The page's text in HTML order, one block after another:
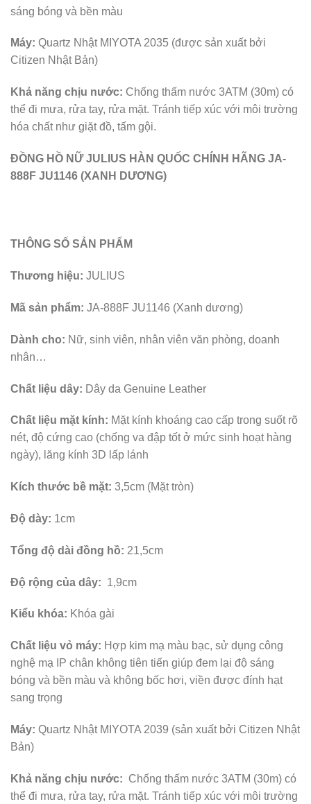
sáng bóng và bền màu
Máy: Quartz Nhật MIYOTA 2035 (được sản xuất bởi
Citizen Nhật Bản)
Khả năng chịu nước: Chống thấm nước 3ATM (30m) có
thể đi mưa, rửa tay, rửa mặt. Tránh tiếp xúc với môi trường
hóa chất như giặt đồ, tấm gội.
ĐỒNG HỒ NỮ JULIUS HÀN QUỐC CHÍNH HÃNG JA-
888F JU1146 (XANH DƯƠNG)
THÔNG SỐ SẢN PHẨM
Thương hiệu: JULIUS
Mã sản phẩm: JA-888F JU1146 (Xanh dương)
Dành cho: Nữ, sinh viên, nhân viên văn phòng, doanh
nhân…
Chất liệu dây: Dây da Genuine Leather
Chất liệu mặt kính: Mặt kính khoáng cao cấp trong suốt rõ
nét, độ cứng cao (chống va đập tốt ở mức sinh hoạt hàng
ngày), lăng kính 3D lấp lánh
Kích thước bề mặt: 3,5cm (Mặt tròn)
Độ dày: 1cm
Tổng độ dài đồng hồ: 21,5cm
Độ rộng của dây: 1,9cm
Kiểu khóa: Khóa gài
Chất liệu vỏ máy: Hợp kim mạ màu bạc, sử dụng công
nghệ mạ IP chân không tiên tiến giúp đem lại độ sáng
bóng và bền màu và không bốc hơi, viền được đính hạt
sang trọng
Máy: Quartz Nhật MIYOTA 2039 (sản xuất bởi Citizen Nhật
Bản)
Khả năng chịu nước: Chống thấm nước 3ATM (30m) có
thể đi mưa, rửa tay, rửa mặt. Tránh tiếp xúc với môi trường